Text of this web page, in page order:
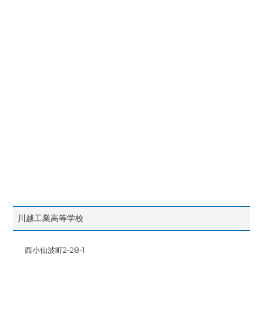
川越工業高等学校
西小仙波町2-28-1